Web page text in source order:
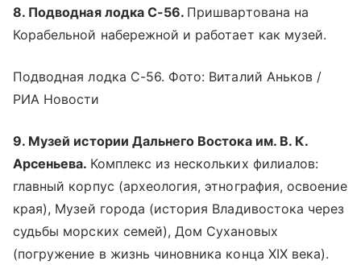
8. Подводная лодка С-56. Пришвартована на
Корабельной набережной и работает как музей.
Подводная лодка С-56. Фото: Виталий Аньков /
РИА Новости
9. Музей истории Дальнего Востока им. В. К.
Арсеньева. Комплекс из нескольких филиалов:
главный корпус (археология, этнография, освоение
края), Музей города (история Владивостока через
судьбы морских семей), Дом Сухановых
(погружение в жизнь чиновника конца XIX века).